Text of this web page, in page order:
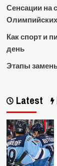
Сенсации на
Как спорт и
день
Этапы
Latest